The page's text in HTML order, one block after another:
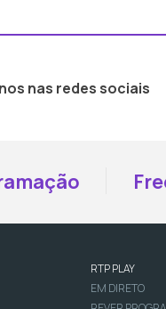
nas redes sociais
RTP PLAY
EM DIRETO